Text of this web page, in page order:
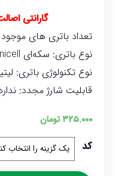
گارانتی
تعداد باتری های موجود در
نوع باتری: سکه‌ای minicell
نوع تکنولوژی باتری:
قابلیت شارژ مجدد:
۳۲۵.۰۰۰ تومان
کد